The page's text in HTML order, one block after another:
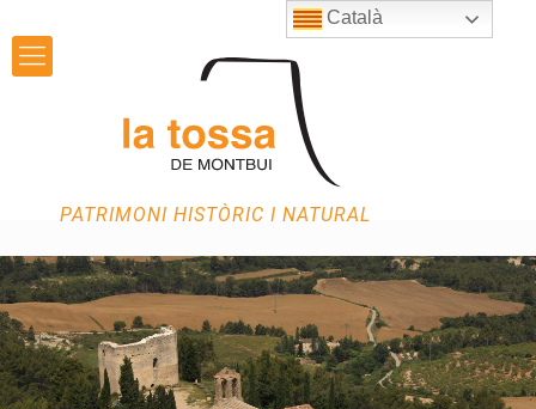
PATRIMONI HISTÒRIC I NATURAL
Català